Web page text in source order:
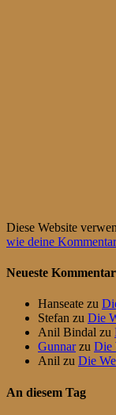
Diese Website
wie deine
Neueste
Hanseate zu
Stefan zu Die
Anil Bindal zu
Gunnarzu Die
Anil zu Die
An diesem Tag